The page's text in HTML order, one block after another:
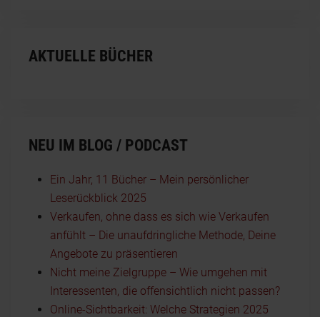
AKTUELLE BÜCHER
NEU IM BLOG / PODCAST
Ein Jahr, 11 Bücher – Mein persönlicher
Leserückblick 2025
Verkaufen, ohne dass es sich wie Verkaufen
anfühlt – Die unaufdringliche Methode, Deine
Angebote zu präsentieren
Nicht meine Zielgruppe – Wie umgehen mit
Interessenten, die offensichtlich nicht passen?
Online-Sichtbarkeit: Welche Strategien 2025